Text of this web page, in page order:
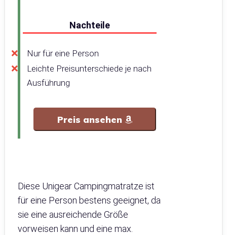
Nachteile
Nur für eine Person
Leichte Preisunterschiede je nach
Ausführung
Preis ansehen
Diese Unigear Campingmatratze ist
für eine Person bestens geeignet, da
sie eine ausreichende Größe
vorweisen kann und eine max.